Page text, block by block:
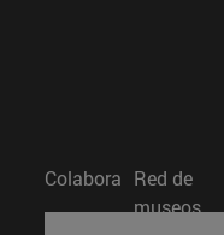
Colabora Red de
museos